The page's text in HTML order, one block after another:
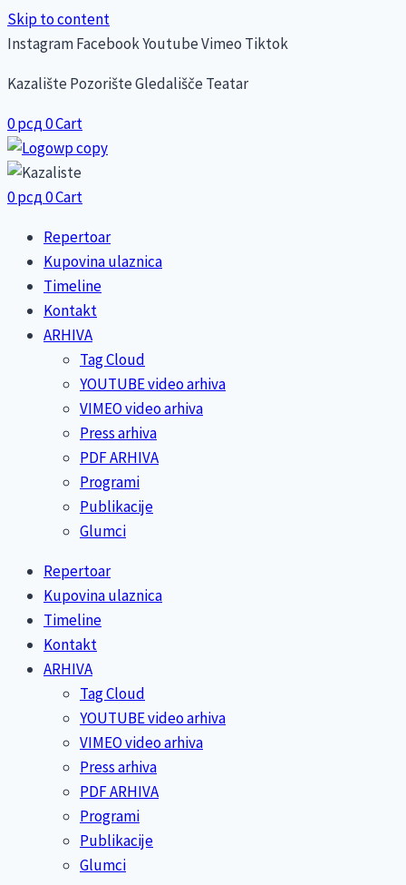
Skip to content
InstagramFacebookYoutubeVimeo Tiktok
Kazalište Pozorište Gledališče Teatar
0рсд0Cart
0рсд0Cart
Repertoar
Kupovina ulaznica
Timeline
Kontakt
ARHIVA
Tag Cloud
YOUTUBE video arhiva
VIMEO video arhiva
Press arhiva
PDF ARHIVA
Programi
Publikacije
Glumci
Repertoar
Kupovina ulaznica
Timeline
Kontakt
ARHIVA
Tag Cloud
YOUTUBE video arhiva
VIMEO video arhiva
Press arhiva
PDF ARHIVA
Programi
Publikacije
Glumci